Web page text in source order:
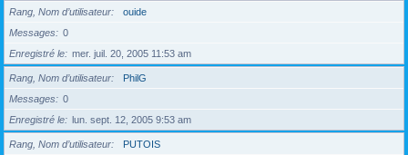
Rang, Nom d’utilisateur
ouide
Messages
0
Enregistré le
mer. juil. 20, 2005 11:53 am
Rang, Nom d’utilisateur
PhilG
Messages
0
Enregistré le
lun. sept. 12, 2005 9:53 am
Rang, Nom d’utilisateur
PUTOIS